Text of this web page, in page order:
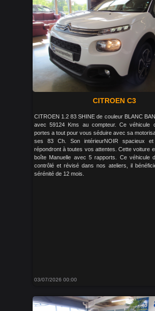
CITROEN C3
CITROEN 1.2 83 SHINE de couleur BLANC
avec 59124 Kms au compteur. Ce véhicule
portes a tout pour vous séduire avec sa
ses 83 Ch. Son intérieurNOIR spacieux
répondront à toutes vos attentes. Cette voiture
boîte Manuelle avec 5 rapports. Ce véhicule
contrôlé et révisé dans nos ateliers, il
sérénité de 12 mois.
03/07/2026 00:00